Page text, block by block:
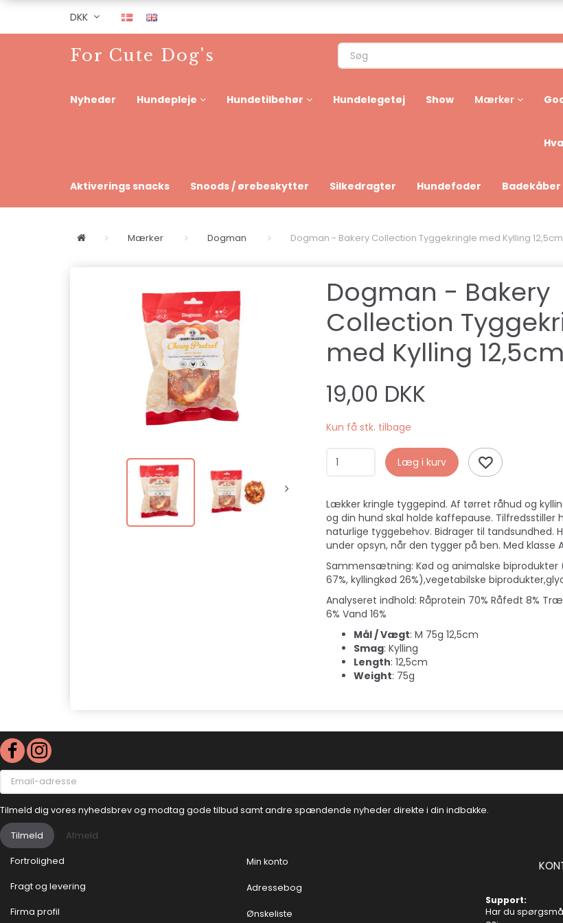
DKK
For Cute Dog's
Nyheder Hundepleje Hundetilbehør Hundelegetøj Show Mærker
Aktiverings snacks Snoods / ørebeskytter Silkedragter Hundefoder
Mærker Dogman Dogman - Bakery Collection Tyggekringle med Kylling 12,5cm
Dogman - Bakery
Collection
med Kylling 12,5cm
19,00 DKK
Kun få stk. tilbage
Læg i kurv
Lækker kringle tyggepind. Af tørret råhud og
og din hund skal holde kaffepause. Tilfredsstiller
naturlige tyggebehov. Bidrager til tandsundhed.
under opsyn, når den tygger på ben. Med klasse
Sammensætning: Kød og animalske
67%, kyllingkød 26%),vegetabilske
Analyseret indhold: Råprotein 70% Råfedt 8%
6% Vand 16%
Mål / Vægt: M 75g 12,5cm
Smag: Kylling
Length: 12,5cm
Weight: 75g
Email-
adresse
Tilmeld dig vores nyhedsbrev og modtag gode tilbud samt andre spændende nyheder direkte i din indbakke.
Tilmeld Afmeld
Fortrolighed
Fragt og levering
Firma profil
Min konto
Adressebog
Ønskeliste
Support:
Har du